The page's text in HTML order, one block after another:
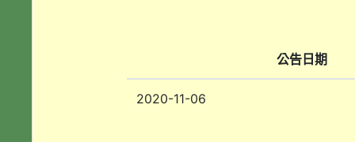
公告日期
2020-11-06